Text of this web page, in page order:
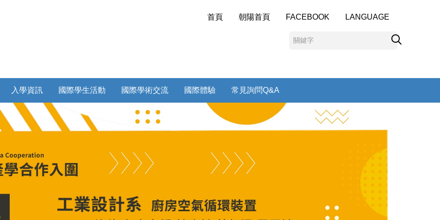
首頁 朝陽首頁 FACEBOOK LANGUAGE
入學資訊 國際學生活動 國際學術交流 國際體驗 常見詢問Q&A